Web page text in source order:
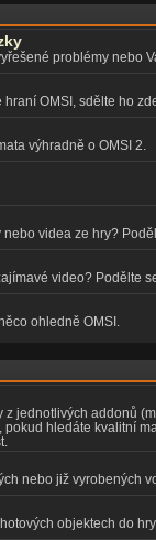
problémy nebo
OMSI, sdělte ho
výhradně o OMSI 2.
videa ze hry?
video? Podělte
ohledně OMSI.
jednotlivých addonů
pokud hledáte kvalitní
nebo již vyrobených
objektech do